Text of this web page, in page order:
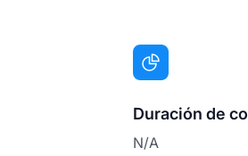
Duración de
N/A